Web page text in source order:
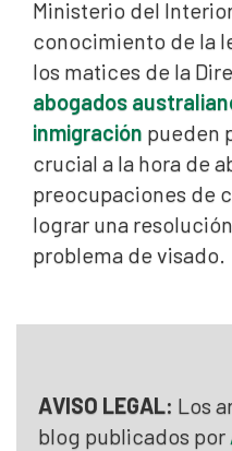
Ministerio del
conocimiento de la
los matices de la
abogados
inmigración pueden
crucial a la hora de
preocupaciones de
lograr una
problema de visado.
AVISO LEGAL: Los
blog publicados por